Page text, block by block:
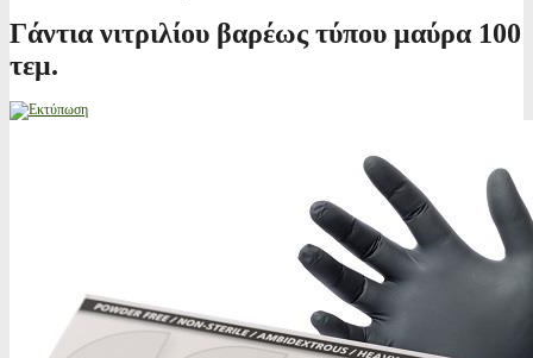
Γάντια νιτριλίου βαρέως τύπου μαύρα 100
τεμ.